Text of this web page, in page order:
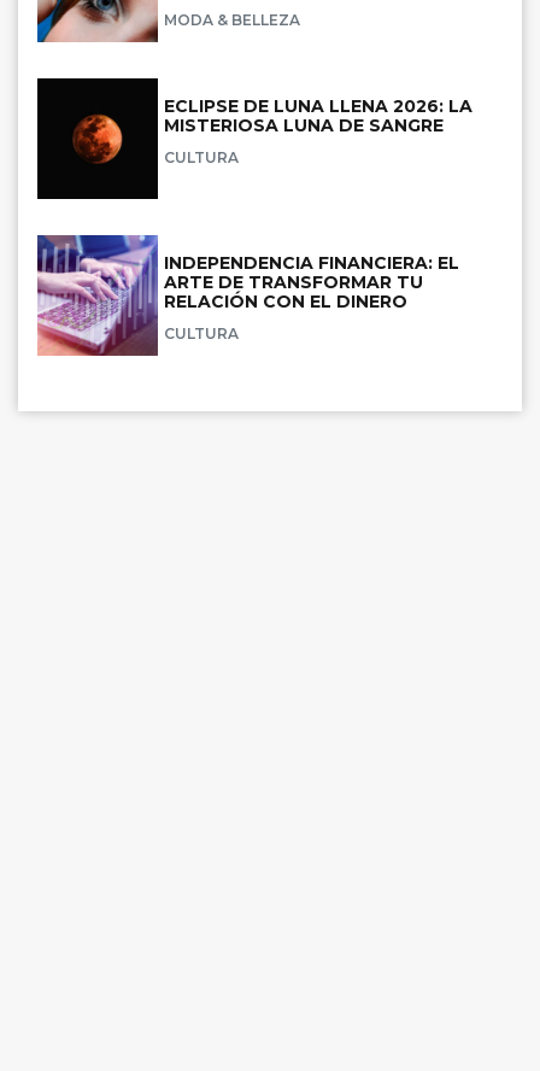
MODA & BELLEZA
ECLIPSE DE LUNA LLENA 2026: LA
MISTERIOSA LUNA DE SANGRE
CULTURA
INDEPENDENCIA FINANCIERA: EL
ARTE DE TRANSFORMAR TU
RELACIÓN CON EL DINERO
CULTURA